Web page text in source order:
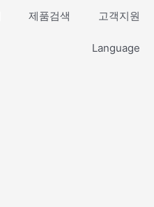
제품검색 고객지원
Language